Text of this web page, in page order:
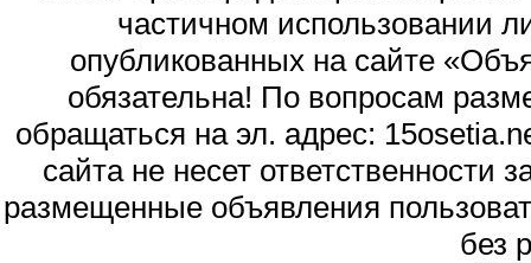
частичном использовании
опубликованных на сайте
обязательна! По вопросам
обращаться на эл. адрес:
сайта не несет
размещенные объявления
без